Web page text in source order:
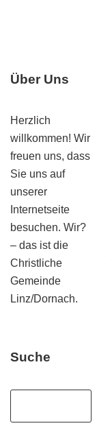
Über Uns
Herzlich
willkommen! Wir
freuen uns, dass
Sie uns auf
unserer
Internetseite
besuchen. Wir?
– das ist die
Christliche
Gemeinde
Linz/Dornach.
Suche